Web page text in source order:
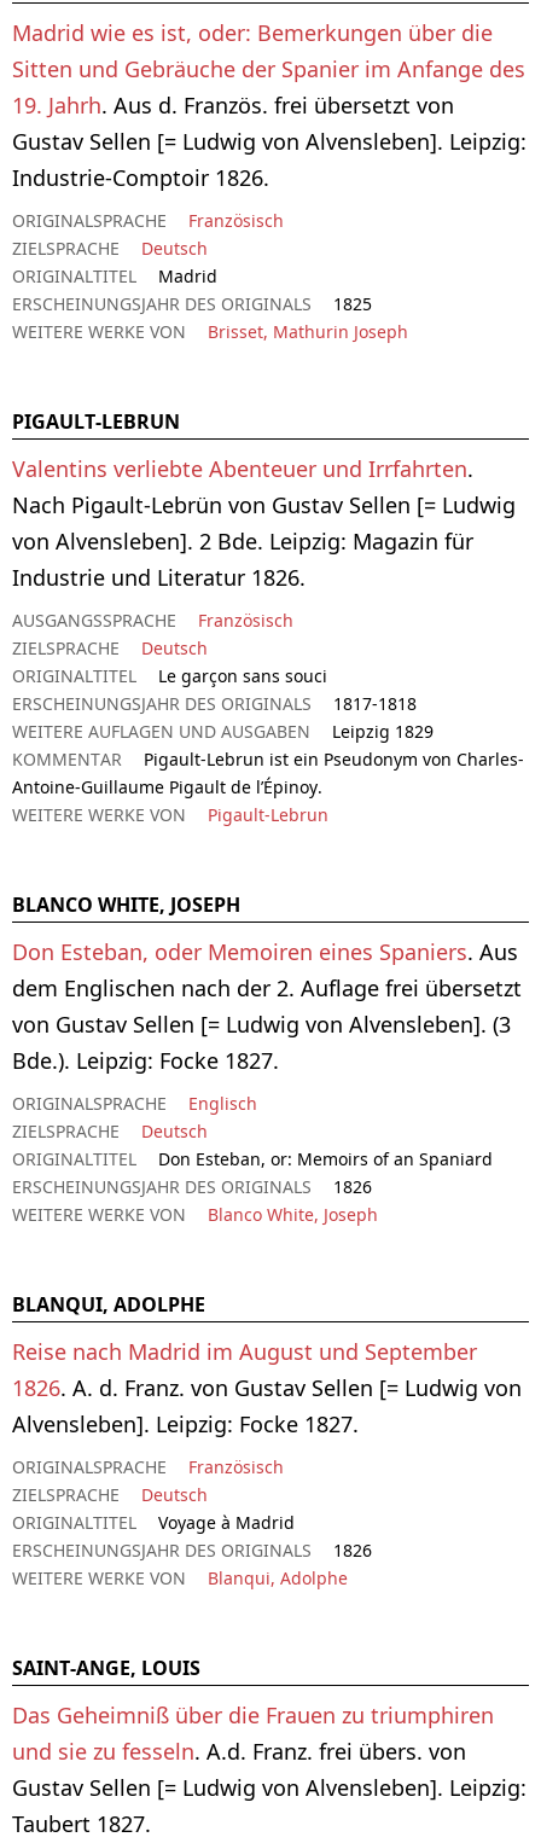
Madrid wie es ist, oder: Bemerkungen über die
Sitten und Gebräuche der Spanier im Anfange des
19. Jahrh. Aus d. Französ. frei übersetzt von
Gustav Sellen [= Ludwig von Alvensleben]. Leipzig:
Industrie-Comptoir 1826.
ORIGINALSPRACHE
Französisch
ZIELSPRACHE
Deutsch
ORIGINALTITEL
Madrid
ERSCHEINUNGSJAHR DES ORIGINALS
1825
WEITERE WERKE VON
Brisset, Mathurin Joseph
PIGAULT-LEBRUN
Valentins verliebte Abenteuer und Irrfahrten.
Nach Pigault-Lebrün von Gustav Sellen [= Ludwig
von Alvensleben]. 2 Bde. Leipzig: Magazin für
Industrie und Literatur 1826.
AUSGANGSSPRACHE
Französisch
ZIELSPRACHE
Deutsch
ORIGINALTITEL
Le garçon sans souci
ERSCHEINUNGSJAHR DES ORIGINALS
1817-1818
WEITERE AUFLAGEN UND AUSGABEN
Leipzig 1829
KOMMENTAR
Pigault-Lebrun ist ein Pseudonym von Charles-
Antoine-Guillaume Pigault de l’Épinoy.
WEITERE WERKE VON
Pigault-Lebrun
BLANCO WHITE, JOSEPH
Don Esteban, oder Memoiren eines Spaniers. Aus
dem Englischen nach der 2. Auflage frei übersetzt
von Gustav Sellen [= Ludwig von Alvensleben]. (3
Bde.). Leipzig: Focke 1827.
ORIGINALSPRACHE
Englisch
ZIELSPRACHE
Deutsch
ORIGINALTITEL
Don Esteban, or: Memoirs of an Spaniard
ERSCHEINUNGSJAHR DES ORIGINALS
1826
WEITERE WERKE VON
Blanco White, Joseph
BLANQUI, ADOLPHE
Reise nach Madrid im August und September
1826. A. d. Franz. von Gustav Sellen [= Ludwig von
Alvensleben]. Leipzig: Focke 1827.
ORIGINALSPRACHE
Französisch
ZIELSPRACHE
Deutsch
ORIGINALTITEL
Voyage à Madrid
ERSCHEINUNGSJAHR DES ORIGINALS
1826
WEITERE WERKE VON
Blanqui, Adolphe
SAINT-ANGE, LOUIS
Das Geheimniß über die Frauen zu triumphiren
und sie zu fesseln. A.d. Franz. frei übers. von
Gustav Sellen [= Ludwig von Alvensleben]. Leipzig:
Taubert 1827.